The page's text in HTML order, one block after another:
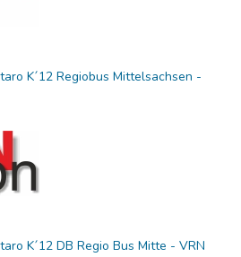
K´12 Regiobus Mittelsachsen -
K´12 DB Regio Bus Mitte - VRN